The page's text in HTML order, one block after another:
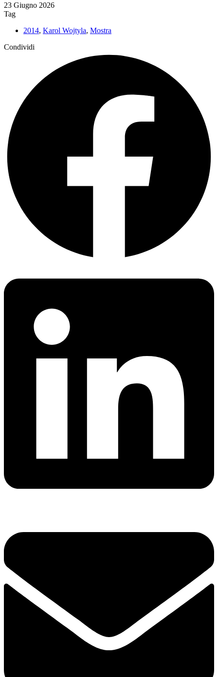
23 Giugno 2026
Tag
2014, Karol Wojtyla, Mostra
Condividi